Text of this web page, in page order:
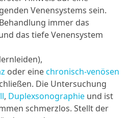
Venensystems sein.
immer das
das tiefe Venensystem
oder einechronisch-venösen
Die Untersuchung
, Duplexsonographie und ist
schmerzlos. Stellt der